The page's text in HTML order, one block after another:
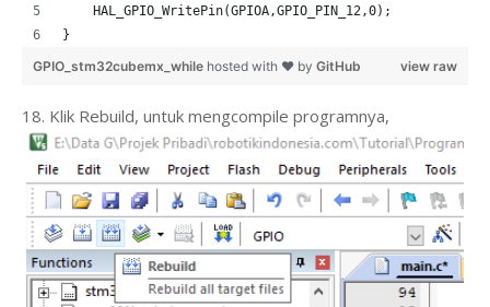
    HAL_GPIO_WritePin(GPIOA,GPIO_PIN_12,0);
}
view raw
GPIO_stm32cubemx_while hosted with ❤ by GitHub
18. Klik Rebuild, untuk mengcompile programnya,